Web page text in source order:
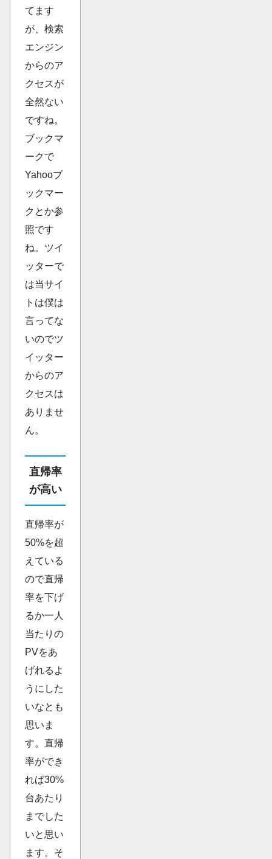
てます
が、検索
エンジン
からのア
クセスが
全然ない
ですね。
ブックマ
ークで
Yahooブ
ックマー
クとか参
照です
ね。ツイ
ッターで
は当サイ
トは僕は
言ってな
いのでツ
イッター
からのア
クセスは
ありませ
ん。
直帰率
が高い
直帰率が
50%を超
えている
ので直帰
率を下げ
るか一人
当たりの
PVをあ
げれるよ
うにした
いなとも
思いま
す。直帰
率ができ
れば30%
台あたり
までした
いと思い
ます。そ